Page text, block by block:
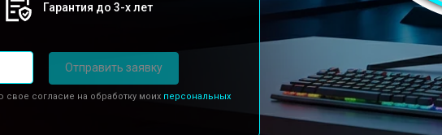
Гарантия до 3-х лет
Отправить заявку
свое согласие на обработку моих персональных